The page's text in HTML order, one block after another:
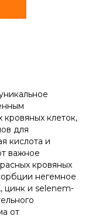
клеток,
для
кислота и
важное
кровяных
негемное
цинк и selenem-
от